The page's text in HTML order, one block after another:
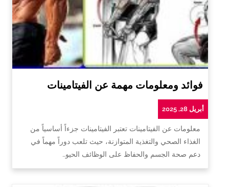
فوائد ومعلومات مهمة عن الفيتامينات
أبريل 28, 2025
معلومات عن الفيتامينات تعتبر الفيتامينات جزءاً أساسياً من
الغذاء الصحي والتغذية المتوازنة، حيث تلعب دوراً مهماً في
دعم صحة الجسم والحفاظ على الوظائف الحيو…